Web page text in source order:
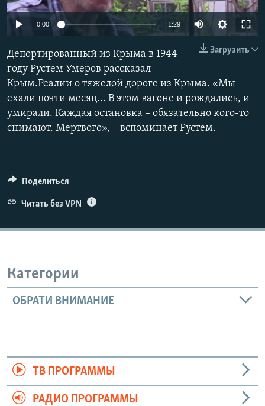
ПОБЕДИТЕЛЕЙ НЕ СУДЯТ?
ELIFBE
УКРАИНСКАЯ ПРОБЛЕМА КРЫМА
ПРИСОЕДИНЯЙТЕСЬ!
0:00 1:29
Загрузить
Депортированный из Крыма в 1944
году Рустем Умеров рассказал
Крым.Реалии о тяжелой дороге из Крыма. «Мы
ехали почти месяц... В этом вагоне и рождались, и
умирали. Каждая остановка – обязательно кого-то
снимают. Мертвого», – вспоминает Рустем.
Поделиться
Читать без VPN
Категории
ОБРАТИ ВНИМАНИЕ
ТВ ПРОГРАММЫ
РАДИО ПРОГРАММЫ